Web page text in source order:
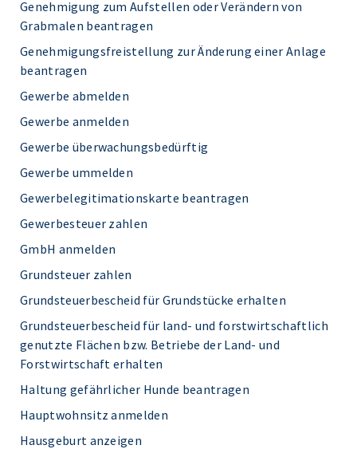
Genehmigung zum Aufstellen oder Verändern von
Grabmalen beantragen
Genehmigungsfreistellung zur Änderung einer Anlage
beantragen
Gewerbe abmelden
Gewerbe anmelden
Gewerbe überwachungsbedürftig
Gewerbe ummelden
Gewerbelegitimationskarte beantragen
Gewerbesteuer zahlen
GmbH anmelden
Grundsteuer zahlen
Grundsteuerbescheid für Grundstücke erhalten
Grundsteuerbescheid für land- und forstwirtschaftlich
genutzte Flächen bzw. Betriebe der Land- und
Forstwirtschaft erhalten
Haltung gefährlicher Hunde beantragen
Hauptwohnsitz anmelden
Hausgeburt anzeigen